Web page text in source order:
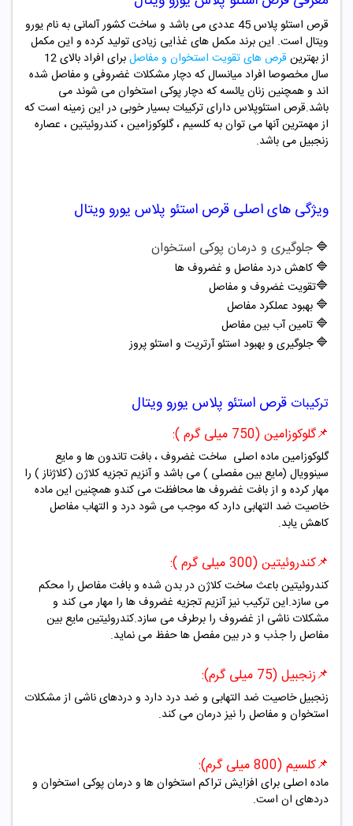
قرص استئو پلاس 45 عددی می باشد و ساخت کشور آلمانی به نام یورو
ویتال است. این برند مکمل های غذایی زیادی تولید کرده و این مکمل
از بهترین قرص های تقویت استخوان و مفاصل
برای افراد بالای 12
سال مخصوصا افراد میانسال که دچار مشکلات غضروفی و مفاصل شده
اند و همچنین زنان یائسه که دچار پوکی استخوان می شوند می
باشد.قرص استئوپلاس دارای ترکیبات بسیار خوبی در این زمینه است که
از مهمترین آنها می توان به کلسیم ، گلوکوزامین ، کندروئیتین ، عصاره
زنجبیل می باشد.
ویژگی های اصلی قرص استئو پلاس یورو ویتال
🔷جلوگیری و درمان پوکی استخوان
🔷 کاهش درد مفاصل و غضروف ها
🔷تقویت غضروف و مفاصل
🔷 بهبود عملکرد مفاصل
🔷 تامین آب بین مفاصل
🔷 جلوگیری و بهبود استئو آرتریت و استئو پروز
ترکیبات قرص استئو پلاس یورو ویتال
📌گلوکوزامین (750 میلی گرم ):
گلوکوزامین ماده اصلی ساخت غضروف ، بافت تاندون ها و مایع
سینوویال (مایع بین مفصلی ) می باشد و آنزیم تجزیه کلاژن (کلاژناز ) را
مهار کرده و از بافت غضروف ها محافظت می کندو همچنین این ماده
خاصیت ضد التهابی دارد که موجب می شود درد و التهاب مفاصل
کاهش یابد.
📌کندروئیتین (300 میلی گرم ):
کندروئیتین باعث ساخت کلاژن در بدن شده و بافت مفاصل را محکم
می سازد.این ترکیب نیز آنزیم تجزیه غضروف ها را مهار می کند و
مشکلات ناشی از غضروف را برطرف می سازد.کندروئیتین مایع بین
مفاصل را جذب و در بین مفصل ها حفظ می نماید.
📌زنجبیل (75 میلی گرم):
زنجبیل خاصیت ضد التهابی و ضد درد دارد و دردهای ناشی از مشکلات
استخوان و مفاصل را نیز درمان می کند.
📌کلسیم(800 میلی گرم):
ماده اصلی برای افزایش تراکم استخوان ها و درمان پوکی استخوان و
دردهای ان است.